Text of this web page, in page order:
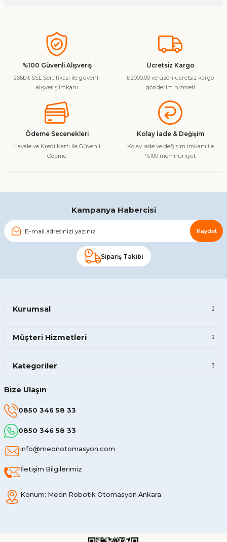
konularda yetersiz gördüğünüz noktaları öneri formunu
kullanarak tarafımıza iletebilirsiniz.
Görüş ve önerileriniz için teşekkür ederiz.
Ürün resmi kalitesiz, bozuk veya görüntülenemiyor.
Ürün bilgilerinde hatalar bulunuyor.
Ürün fiyatı diğer sitelerden daha pahalı.
Gönder
%100 Güvenli Alışveriş
265bit SSL Sertifikası ile güvenli
alışveriş imkanı
Ücretsiz Kargo
₺2000,00 ve üzeri ücretsiz kargo
gönderim hizmeti
Ödeme Secenekleri
Havale ve Kredi Kartı ile Güvenli
Ödeme
Kolay İade & Değişim
Kolay iade ve değişim imkanı ile
%100 memnuniyet
Kampanya Habercisi
Kaydet
Sipariş Takibi
Bize Ulaşın
0850 346 58 33
0850 346 58 33
info@meonotomasyon.com
İletişim Bilgilerimiz
Konum: Meon Robotik Otomasyon Ankara
Kurumsal
Müşteri Hizmetleri
Kategoriler